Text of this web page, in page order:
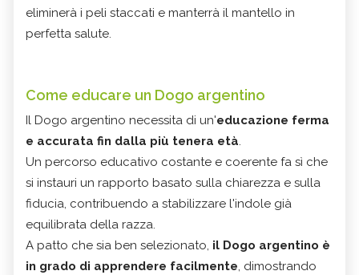
eliminerà i peli staccati e manterrà il mantello in
perfetta salute.
Come educare un Dogo argentino
Il Dogo argentino necessita di un'educazione ferma
e accurata fin dalla più tenera età
Un percorso educativo costante e coerente fa sì che
si instauri un rapporto basato sulla chiarezza e sulla
fiducia, contribuendo a stabilizzare l'indole già
equilibrata della razza.
A patto che sia ben selezionato, il Dogo argentino è
in grado di apprendere facilmente , dimostrando